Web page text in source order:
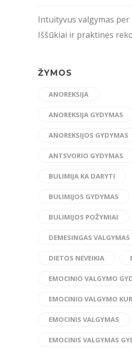
Intuityvus valgymas per
Iššūkiai ir praktinės
ŽYMOS
ANOREKSIJA
ANOREKSIJA GYDYMAS
ANOREKSIJOS GYDYMAS
ANTSVORIO GYDYMAS
BULIMIJA KA DARYTI
BULIMIJOS GYDYMAS
BULIMIJOS POŽYMIAI
DEMESINGAS VALGYMAS
DIETOS NEVEIKIA
EMOCINIO VALGYMO
EMOCINIO VALGYMO
EMOCINIS VALGYMAS
EMOCINIS VALGYMAS